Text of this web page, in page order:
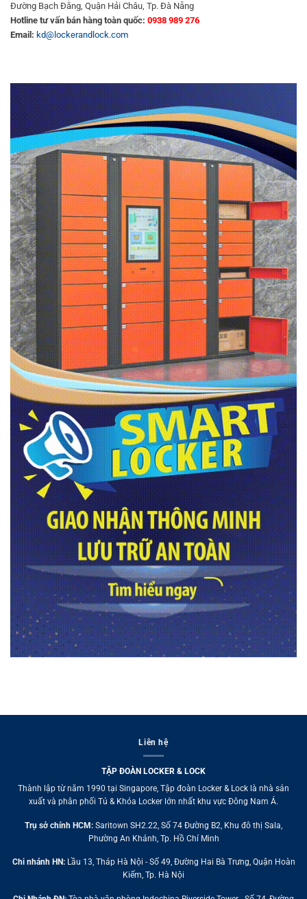
Đường Bạch Đằng, Quận Hải Châu, Tp. Đà Nẵng
Hotline tư vấn bán hàng toàn quốc: 0938 989 276
Email: kd@lockerandlock.com
Liên hệ
TẬP ĐOÀN LOCKER & LOCK
Thành lập từ năm 1990 tại Singapore, Tập đoàn Locker & Lock là nhà sản
xuất và phân phối Tủ & Khóa Locker lớn nhất khu vực Đông Nam Á.
Trụ sở chính HCM: Saritown SH2.22, Số 74 Đường B2, Khu đô thị Sala,
Phường An Khánh, Tp. Hồ Chí Minh
Chi nhánh HN:Lầu 13, Tháp Hà Nội - Số 49, Đường Hai Bà Trưng, Quận Hoàn
Kiếm, Tp. Hà Nội